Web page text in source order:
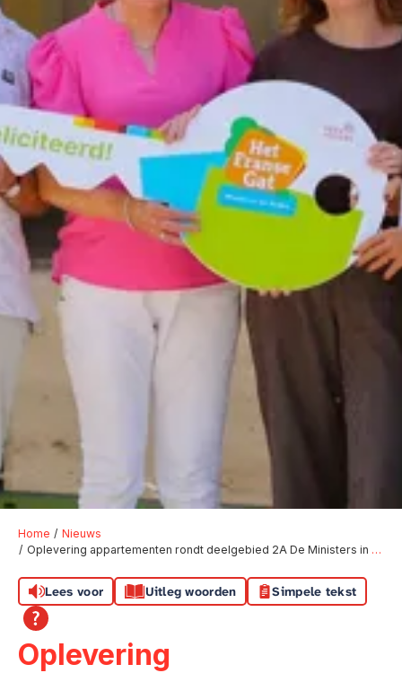
Home
Nieuws
Oplevering appartementen rondt deelgebied 2A De Ministers in het Franse Gat af
Lees voor Uitleg woorden Simpele tekst
Oplevering